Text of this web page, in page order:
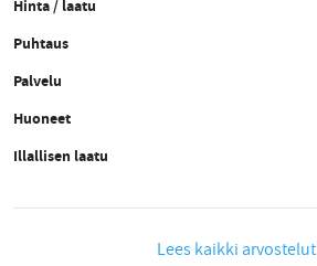
Hinta / laatu
Puhtaus
Palvelu
Huoneet
Illallisen laatu
Lees kaikki arvostelut